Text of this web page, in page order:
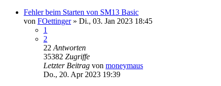
Fehler beim Starten von SM13 Basic
von FOettinger» Di., 03. Jan 2023 18:45
1
2
22 Antworten
35382 Zugriffe
Letzter Beitrag von moneymaus
Do., 20. Apr 2023 19:39